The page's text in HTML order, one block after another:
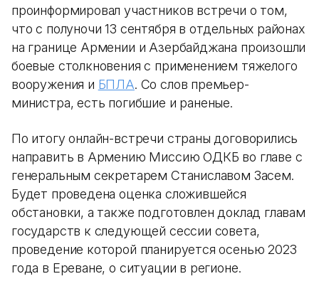
проинформировал участников встречи о том,
что с полуночи 13 сентября в отдельных районах
на границе Армении и Азербайджана произошли
боевые столкновения с применением тяжелого
вооружения и БПЛА. Со слов премьер-
министра, есть погибшие и раненые.
По итогу онлайн-встречи страны договорились
направить в Армению Миссию ОДКБ во главе с
генеральным секретарем Станиславом Засем.
Будет проведена оценка сложившейся
обстановки, а также подготовлен доклад главам
государств к следующей сессии совета,
проведение которой планируется осенью 2023
года в Ереване, о ситуации в регионе.